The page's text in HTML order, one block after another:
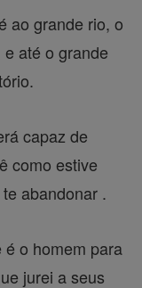
ao grande rio, o
até o grande
capaz de
como estive
abandonar .
o homem para
jurei a seus